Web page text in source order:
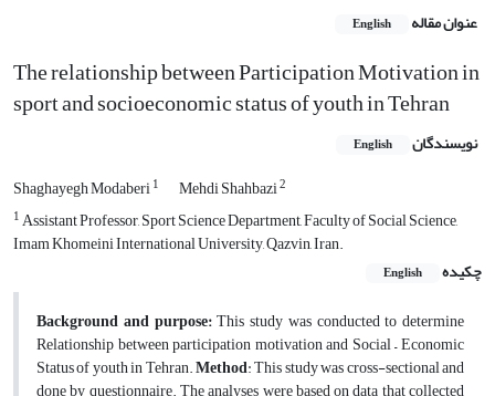
عنوان مقاله English
The relationship between Participation Motivation in
sport and socioeconomic status of youth in Tehran
نویسندگان English
Shaghayegh Modaberi1 Mehdi Shahbazi2
1Assistant Professor, Sport Science Department, Faculty of Social Science,
Imam Khomeini International University, Qazvin, Iran.
چکیده
English
Background and purpose:This study was conducted to determine
Relationship between participation motivation and Social – Economic
Status of youth in Tehran.Method: This study was cross-sectional and